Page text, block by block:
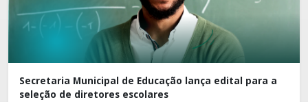
Secretaria Municipal de Educação lança edital para a
seleção de diretores escolares